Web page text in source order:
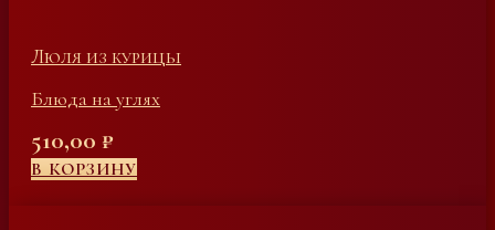
Люля из курицы
Блюда на углях
510,00 ₽
В КОРЗИНУ